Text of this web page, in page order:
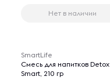
Нет в наличии
SmartLife
Смесь для напитков Detox
Smart, 210 гр